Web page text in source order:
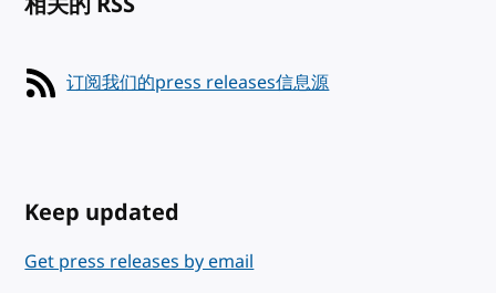
订阅我们的press releases信息源
Keep updated
Get press releases by email